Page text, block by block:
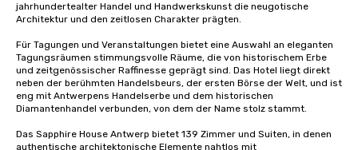
jahrhundertealter Handel und Handwerkskunst die neugotische
Architektur und den zeitlosen Charakter prägten.
Für Tagungen und Veranstaltungen bietet eine Auswahl an eleganten
Tagungsräumen stimmungsvolle Räume, die von historischem Erbe
und zeitgenössischer Raffinesse geprägt sind. Das Hotel liegt direkt
neben der berühmten Handelsbeurs, der ersten Börse der Welt, und ist
eng mit Antwerpens Handelserbe und dem historischen
Diamantenhandel verbunden, von dem der Name stolz stammt.
Das Sapphire House Antwerp bietet 139 Zimmer und Suiten, in denen
authentische architektonische Elemente nahtlos mit